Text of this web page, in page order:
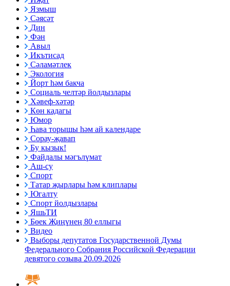
Язмыш
Сәясәт
Дин
Фән
Авыл
Икътисад
Сәламәтлек
Экология
Йорт һәм бакча
Социаль челтәр йолдызлары
Хәвеф-хәтәр
Көн кадагы
Юмор
Һава торышы һәм ай календаре
Сорау-җавап
Бу кызык!
Файдалы мәгълүмат
Аш-су
Спорт
Татар җырлары һәм клиплары
Югалту
Спорт йолдызлары
ЯшьТИ
Бөек Җиңүнең 80 еллыгы
Видео
Выборы депутатов Государственной Думы
Федерального Собрания Российской Федерации
девятого созыва 20.09.2026